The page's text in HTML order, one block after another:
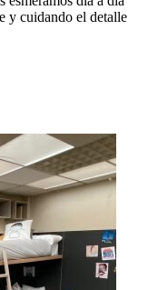
y cuidando el detalle